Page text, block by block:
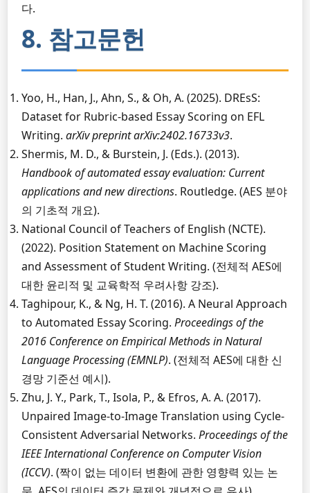
다.
8. 참고문헌
Yoo, H., Han, J., Ahn, S., & Oh, A. (2025). DREsS:
Dataset for Rubric-based Essay Scoring on EFL
Writing. arXiv preprint arXiv:2402.16733v3.
Shermis, M. D., & Burstein, J. (Eds.). (2013).
Handbook of automated essay evaluation: Current
applications and new directions. Routledge. (AES 분야
의 기초적 개요).
National Council of Teachers of English (NCTE).
(2022). Position Statement on Machine Scoring
and Assessment of Student Writing. (전체적 AES에
대한 윤리적 및 교육학적 우려사항 강조).
Taghipour, K., & Ng, H. T. (2016). A Neural Approach
to Automated Essay Scoring. Proceedings of the
2016 Conference on Empirical Methods in Natural
Language Processing (EMNLP). (전체적 AES에 대한 신
경망 기준선 예시).
Zhu, J. Y., Park, T., Isola, P., & Efros, A. A. (2017).
Unpaired Image-to-Image Translation using Cycle-
Consistent Adversarial Networks. Proceedings of the
IEEE International Conference on Computer Vision
(ICCV). (짝이 없는 데이터 변환에 관한 영향력 있는 논